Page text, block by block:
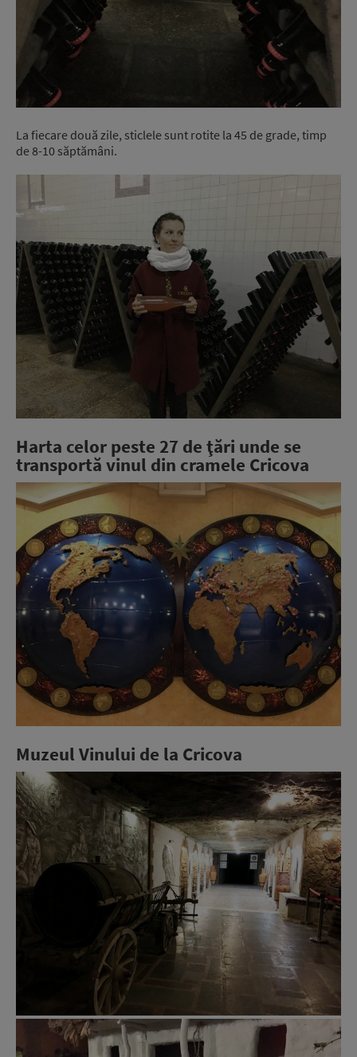
La fiecare două zile, sticlele sunt rotite la 45 de grade, timp
de 8-10 săptămâni.
Harta celor peste 27 de ţări unde se
transportă vinul din cramele Cricova
Muzeul Vinului de la Cricova